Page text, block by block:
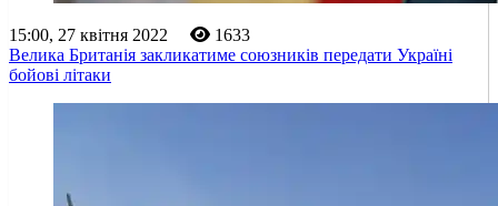
15:00, 27 квітня 2022
1633
Велика Британія закликатиме союзників передати Україні
бойові літаки